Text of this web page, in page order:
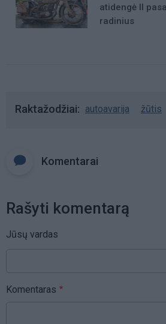
atidengė II
radinius
Raktažodžiai autoavarija žūtis
Komentarai
Rašyti komentarą
Jūsų vardas
Komentaras